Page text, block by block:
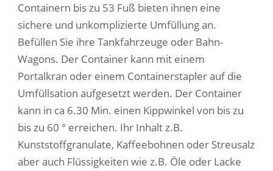
Containern bis zu 53 Fuß bieten ihnen eine
sichere und unkomplizierte Umfüllung an.
Befüllen Sie ihre Tankfahrzeuge oder Bahn-
Wagons. Der Container kann mit einem
Portalkran oder einem Containerstapler auf die
Umfüllsation aufgesetzt werden. Der Container
kann in ca 6.30 Min. einen Kippwinkel von bis zu
bis zu 60 ° erreichen. Ihr Inhalt z.B.
Kunststoffgranulate, Kaffeebohnen oder Streusalz
aber auch Flüssigkeiten wie z.B. Öle oder Lacke